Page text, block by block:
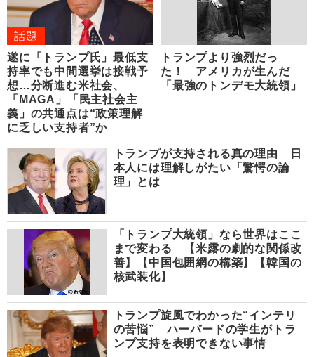
話題
遂に「トランプ氏」最低支
持率でも中間選挙は接戦予
想…分断進む米社会、
「MAGA」「民主社会主
義」の共通点は“政策理解
に乏しい支持者”か
トランプより強烈だっ
た！ アメリカが生んだ
「最強のトンデモ大統領」
トランプが支持される真の理由 日
本人には理解しがたい「驚愕の論
理」とは
「トランプ大統領」なら世界はここ
まで変わる 【米露の劇的な関係改
善】【中国包囲網の構築】【韓国の
核武装化】
トランプ旋風でわかった“インテリ
の苦悩” ハーバードの学生がトラ
ンプ支持を表明できない事情